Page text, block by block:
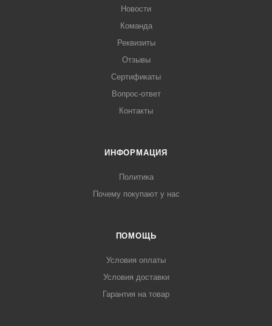
Новости
Команда
Реквизиты
Отзывы
Сертификаты
Вопрос-ответ
Контакты
ИНФОРМАЦИЯ
Политика
Почему покупают у нас
ПОМОЩЬ
Условия оплаты
Условия доставки
Гарантия на товар